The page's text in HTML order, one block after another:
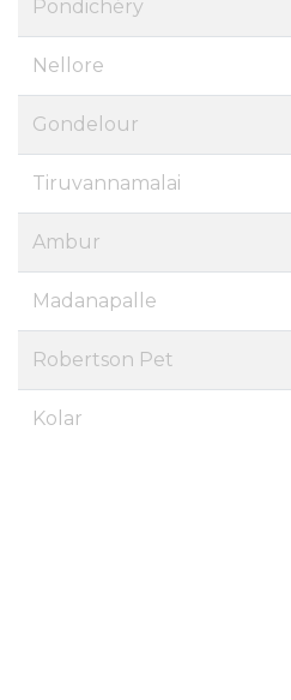
Pondichéry
Nellore
Gondelour
Tiruvannamalai
Ambur
Madanapalle
Robertson Pet
Kolar